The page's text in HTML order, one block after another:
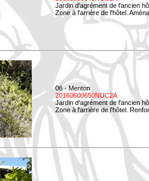
Jardin d'agrément de l'ancien
Zone à l'arrière de l'hôtel.
06 - Menton
20160600650NUC2A
Jardin d'agrément de l'ancien
Zone à l'arrière de l'hôtel.